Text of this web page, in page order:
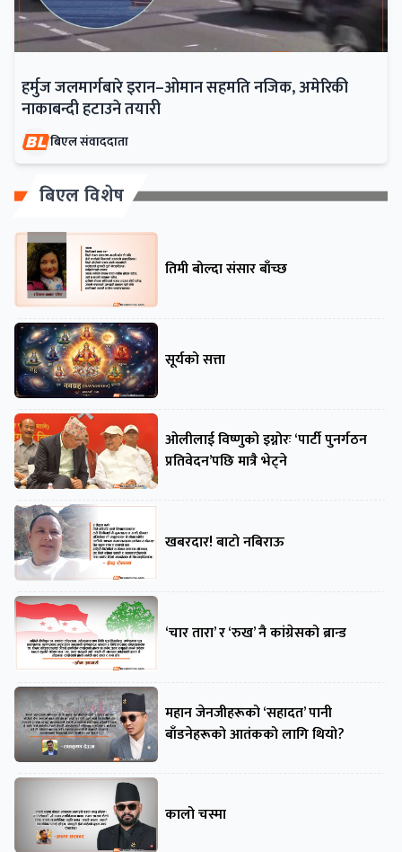
हर्मुज जलमार्गबारे इरान–ओमान सहमति नजिक, अमेरिकी
नाकाबन्दी हटाउने तयारी
बिएल संवाददाता
बिएल विशेष
तिमी बोल्दा संसार बाँच्छ
सूर्यको सत्ता
ओलीलाई विष्णुको इग्नोरः ‘पार्टी पुनर्गठन
प्रतिवेदन’पछि मात्रै भेट्ने
खबरदार! बाटो नबिराऊ
‘चार तारा’ र ‘रुख’ नै कांग्रेसको ब्रान्ड
महान जेनजीहरूको ‘सहादत’ पानी
बाँडनेहरूको आतंकको लागि थियो?
कालो चस्मा